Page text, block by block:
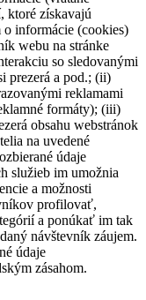
ktoré získavajú
informácie (cookies)
webu na stránke
so sledovanými
prezerá a pod.; (ii)
reklamami
formáty); (iii)
obsahu webstránok
na uvedené
údaje
služieb im umožnia
a možnosti
profilovať,
a ponúkať im tak
návštevník záujem.
údaje
zásahom.